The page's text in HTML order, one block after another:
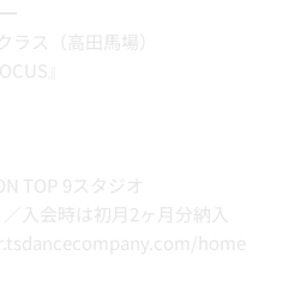
ス（高田馬場）
』
TOP 9スタジオ
入会時は初月2ヶ月分納入
home